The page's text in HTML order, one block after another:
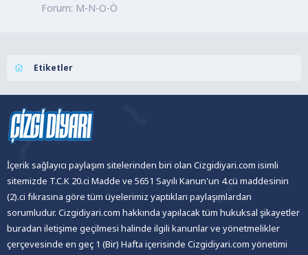
Forum: M-N-O-Ö
Etiketler
İçerik sağlayıcı paylaşım sitelerinden biri olan Cizgidiyari.com isimli
sitemizde T.C.K 20.ci Madde ve 5651 Sayılı Kanun'un 4.cü maddesinin
(2).ci fıkrasına göre tüm üyelerimiz yaptıkları paylaşımlardan
sorumludur. Cizgidiyari.com hakkında yapılacak tüm hukuksal şikayetler
buradan iletişime geçilmesi halinde ilgili kanunlar ve yönetmelikler
çerçevesinde en geç 1 (Bir) Hafta içerisinde Cizgidiyari.com yönetimi